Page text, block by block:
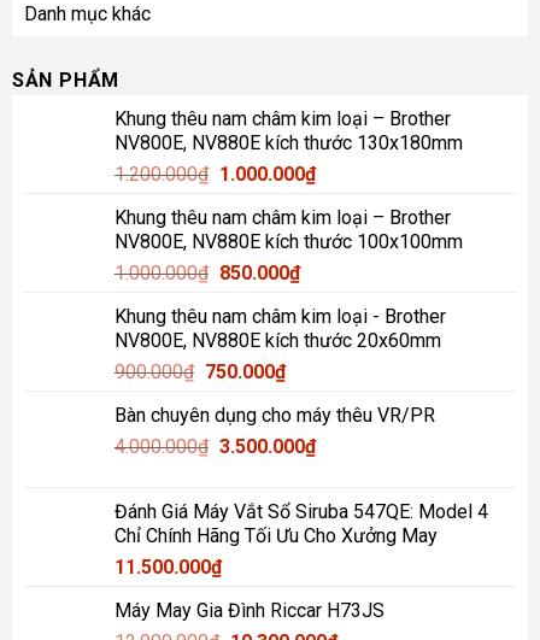
Danh mục khác
SẢN PHẨM
Khung thêu nam châm kim loại – Brother
NV800E, NV880E kích thước 130x180mm
1.200.000₫ Giá
là:
1.200.000₫.
1.000.000₫Giá
tại
là:
Khung thêu nam châm kim loại – Brother
NV800E, NV880E kích thước 100x100mm
1.000.000₫ Giá
là:
1.000.000₫.
850.000₫Giá
tại
là:
Khung thêu nam châm kim loại - Brother
NV800E, NV880E kích thước 20x60mm
900.000₫ Giá
là:
900.000₫.
750.000₫Giá
tại
là:
Bàn chuyên dụng cho máy thêu VR/PR
4.000.000₫ Giá
4.000.000₫.
3.500.000₫Giá
là:
3.500.000₫.
Đánh Giá Máy Vắt Sổ Siruba 547QE: Model 4
Chỉ Chính Hãng Tối Ưu Cho Xưởng May
11.500.000₫
Máy May Gia Đình Riccar H73JS